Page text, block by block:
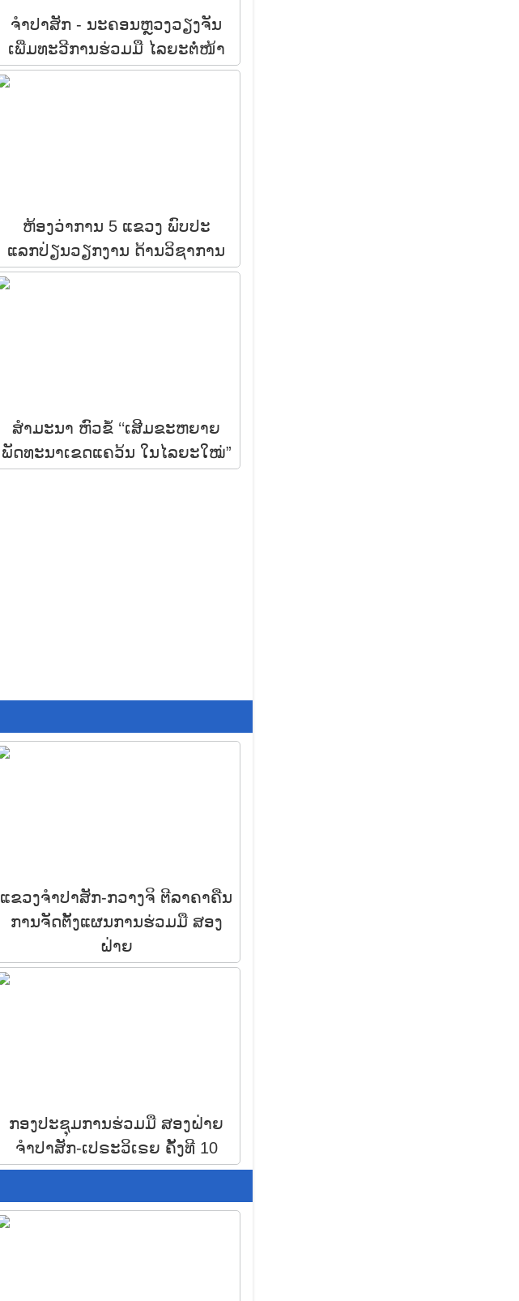
ຈຳປາສັກ -​ ນະຄອນຫຼວງວຽງຈັນ
ເພີ່ມທະວີການຮ່ວມມື ໄລຍະຕໍ່ໜ້າ
ຫ້ອງວ່າການ 5 ແຂວງ ພົບປະ
ແລກປ່ຽນວຽກງານ ດ້ານວິຊາການ
ສຳມະນາ ຫົວຂໍ້ ‘‘ເສີມຂະຫຍາຍ
ພັດທະນາເຂດແຄວ້ນ ໃນໄລຍະໃໝ່”
ແຂວງຈຳປາສັກ-ກວາງຈິ ຕີລາຄາຄືນ
ການຈັດຕັ້ງແຜນການຮ່ວມມື ສອງ
ຝ່າຍ
ກອງປະຊຸມການຮ່ວມມື ສອງຝ່າຍ
ຈຳປາສັກ-ເປຣະວິເຣຍ ຄັ້ງທີ 10